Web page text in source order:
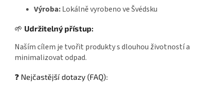
Výroba:Lokálně vyrobeno ve Švédsku
🌱 Udržitelný přístup:
Naším cílem je tvořit produkty s dlouhou životností a
minimalizovat odpad.
❓ Nejčastější dotazy (FAQ):